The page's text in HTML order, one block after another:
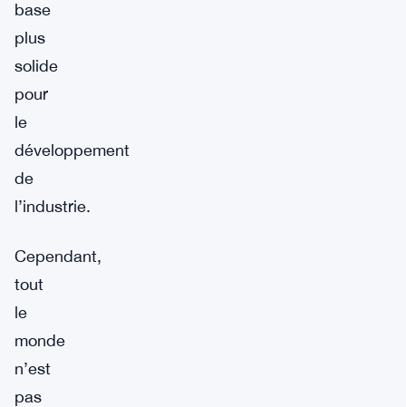
base
plus
solide
pour
le
développement
de
l’industrie.
Cependant,
tout
le
monde
n’est
pas